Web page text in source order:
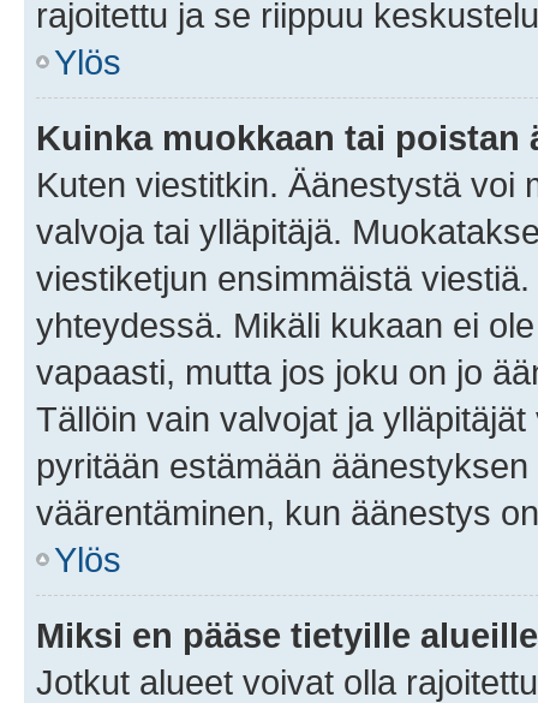
rajoitettu ja se riippuu
Ylös
Kuinka muokkaan tai poistan
Kuten viestitkin. Äänestystä voi
valvoja tai ylläpitäjä.
viestiketjun ensimmäistä
yhteydessä. Mikäli kukaan ei
vapaasti, mutta jos joku on jo
Tällöin vain valvojat ja
pyritään estämään
väärentäminen, kun äänestys
Ylös
Miksi en pääse tietyille
Jotkut alueet voivat olla